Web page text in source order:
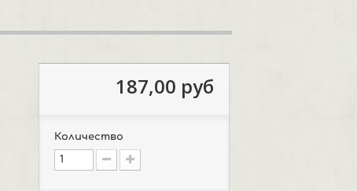
187,00 руб
Количество